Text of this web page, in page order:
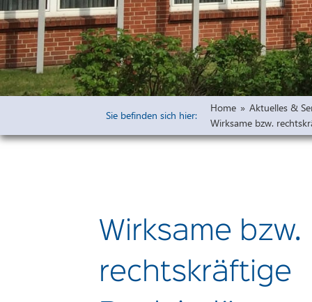
Öffentliche
Bauleitpläne
Vorprüfung
Wirksame
Sie befinden sich hier:
Home » Aktuelles &
Wirksame bzw.
Wirksame bzw.
rechtskräftige